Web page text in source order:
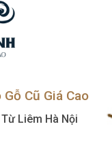
Cũ Giá Cao
Liêm Hà Nội